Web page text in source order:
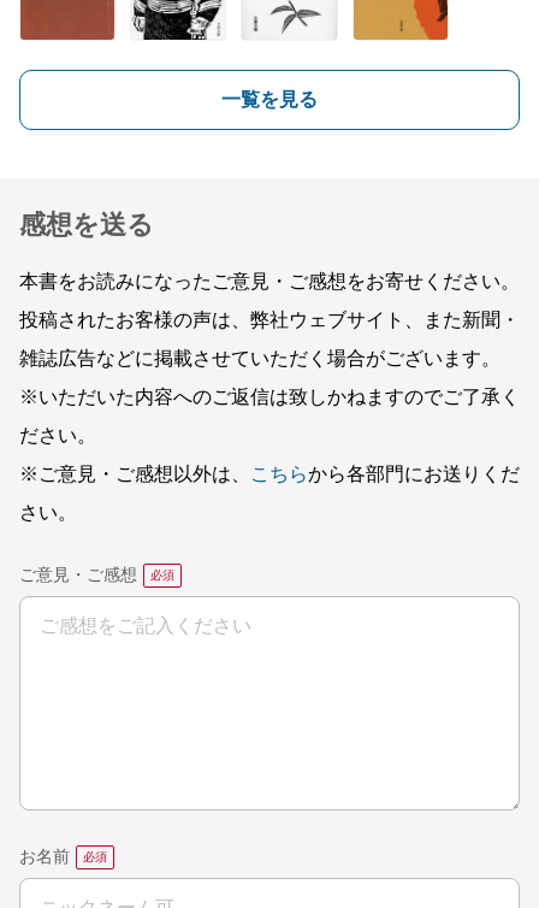
一覧を見る
感想を送る
本書をお読みになったご意見・ご感想をお寄せください。
投稿されたお客様の声は、弊社ウェブサイト、また新聞・
雑誌広告などに掲載させていただく場合がございます。
※いただいた内容へのご返信は致しかねますのでご了承く
ださい。
※ご意見・ご感想以外は、
こちらから各部門にお送りくだ
さい。
ご意見・ご感想
お名前